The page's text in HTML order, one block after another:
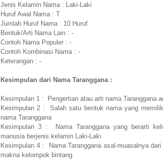
Jenis Kelamin Nama : Laki-Laki
Huruf Awal Nama : T
Jumlah Huruf Nama : 10 Huruf
Bentuk/Arti Nama Lain : -
Contoh Nama Populer : -
Contoh Kombinasi Nama : -
Keterangan : -
Kesimpulan dari Nama Taranggana :
Kesimpulan 1 : Pengertian atau arti nama Taranggana
Kesimpulan 2 : Salah satu bentuk nama yang
nama Taranggana
Kesimpulan 3 : Nama Taranggana yang berarti
manusia berjenis kelamin Laki-Laki
Kesimpulan 4 : Nama Taranggana asal-muasalnya
makna kelompok bintang